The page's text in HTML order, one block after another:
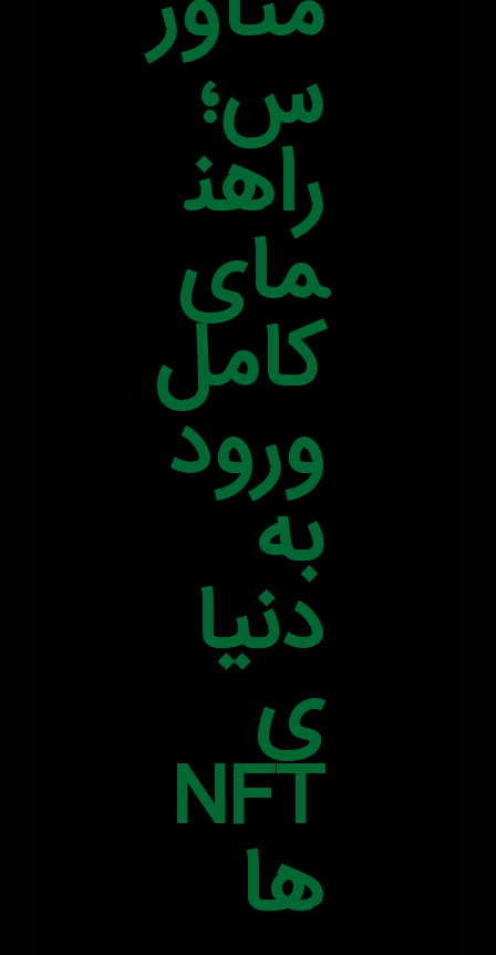
س؛
راهن
مای
کامل
ورود
به
دنیا
ی
NFT
ها